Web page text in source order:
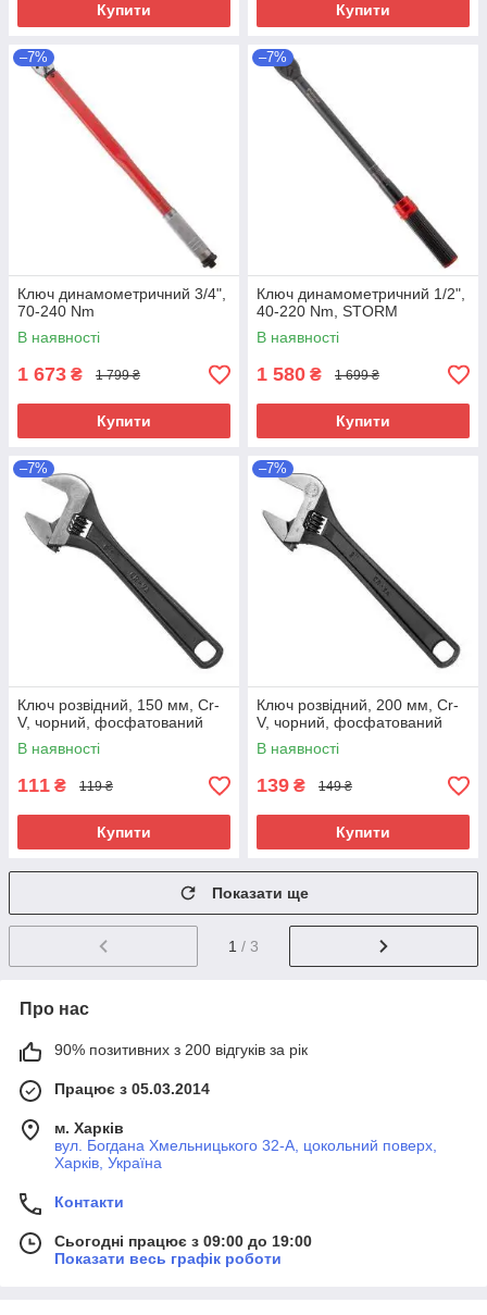
Купити Купити
–7%
Ключ динамометричний 3/4",
70-240 Nm
В наявності
1 673 ₴ 1 799 ₴
Купити
–7%
Ключ динамометричний 1/2",
40-220 Nm, STORM
В наявності
1 580 ₴ 1 699 ₴
Купити
–7%
Ключ розвідний, 150 мм, Cr-
V, чорний, фосфатований
В наявності
111 ₴ 119 ₴
Купити
–7%
Ключ розвідний, 200 мм, Cr-
V, чорний, фосфатований
В наявності
139 ₴ 149 ₴
Купити
Показати ще
1 / 3
Про нас
90% позитивних з 200 відгуків за рік
Працює з 05.03.2014
м. Харків
вул. Богдана Хмельницького 32-А, цокольний поверх,
Харків, Україна
Контакти
Сьогодні працює з 09:00 до 19:00
Показати весь графік роботи